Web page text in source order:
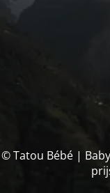
© Tatou Bébé |